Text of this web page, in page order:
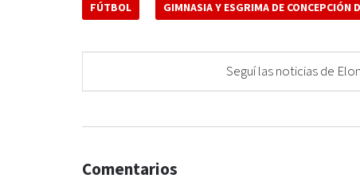
FÚTBOL GIMNASIA Y ESGRIMA DE CONCEPCIÓN
Seguí las noticias de
Comentarios